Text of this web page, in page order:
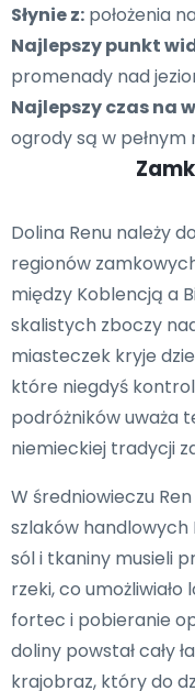
Słynie z: położenia
Najlepszy punkt
promenady nad
Najlepszy czas na
ogrody są w pełnym
Dolina Renu należy
regionów
między Koblencją a
skalistych zboczy
miasteczek kryje
które niegdyś
podróżników uważa
niemieckiej tradycji
W średniowieczu
szlaków handlowych
sól i tkaniny musieli
rzeki, co
fortec i pobieranie
doliny powstał cały
krajobraz, który do